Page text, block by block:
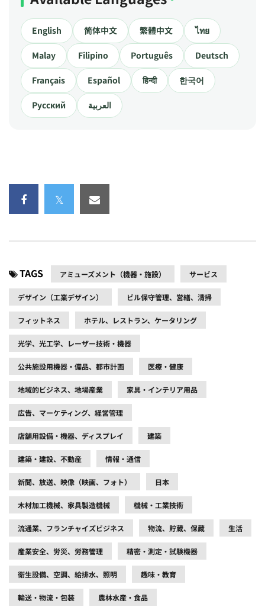
English 简体中文 繁體中文 ไทย
Malay Filipino Português Deutsch
Français Español हिन्दी 한국어
Русский العربية
TAGS アミューズメント（機器・施設） サービス
デザイン（工業デザイン） ビル保守管理、営繕、清掃
フィットネス ホテル、レストラン、ケータリング
光学、光工学、レーザー技術・機器
公共施設用機器・備品、都市計画 医療・健康
地域的ビジネス、地場産業 家具・インテリア用品
広告、マーケティング、経営管理
店舗用設備・機器、ディスプレイ 建築
建築・建設、不動産 情報・通信
新聞、放送、映像（映画、フォト） 日本
木材加工機械、家具製造機械 機械・工業技術
流通業、フランチャイズビジネス 物流、貯蔵、保蔵 生活
産業安全、労災、労務管理 精密・測定・試験機器
衛生設備、空調、給排水、照明 趣味・教育
輸送・物流・包装 農林水産・食品